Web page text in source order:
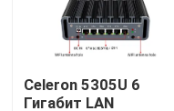
промышленный ПК
изрезанный ПК
Celeron 5305U 6
Гигабит LAN